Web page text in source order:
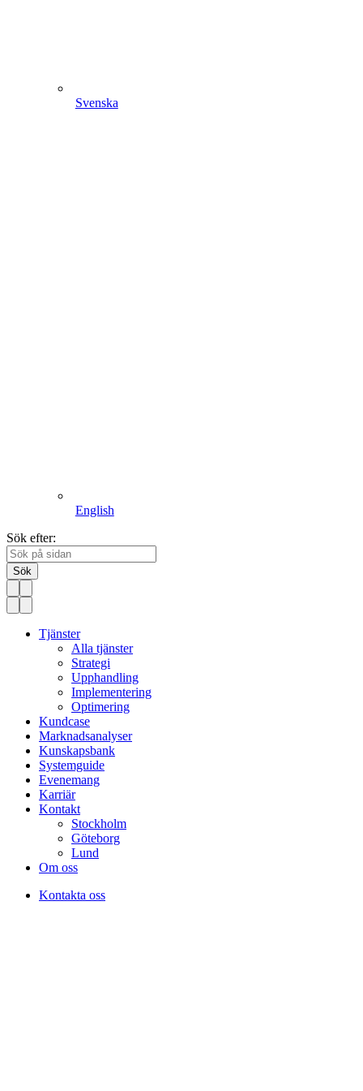
Svenska
English
Sök efter:
Sök
Tjänster
Alla tjänster
Strategi
Upphandling
Implementering
Optimering
Kundcase
Marknadsanalyser
Kunskapsbank
Systemguide
Evenemang
Karriär
Kontakt
Stockholm
Göteborg
Lund
Om oss
Kontakta oss